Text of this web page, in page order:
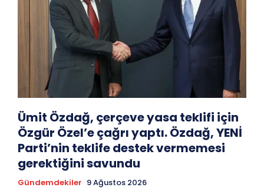
Ümit Özdağ, çerçeve yasa teklifi için
Özgür Özel’e çağrı yaptı. Özdağ, YENİ
Parti’nin teklife destek vermemesi
gerektiğini savundu
Gündemdekiler 9 Ağustos 2026